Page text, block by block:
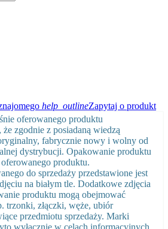
help_outlineZapytaj o produkt
oferowanego produktu
zgodnie z posiadaną wiedzą
fabrycznie nowy i wolny od
dystrybucji. Opakowanie produktu
produktu.
do sprzedaży przedstawione jest
na białym tle. Dodatkowe zdjęcia
produktu mogą obejmować
trzonki, złączki, węże, ubiór
przedmiotu sprzedaży. Marki